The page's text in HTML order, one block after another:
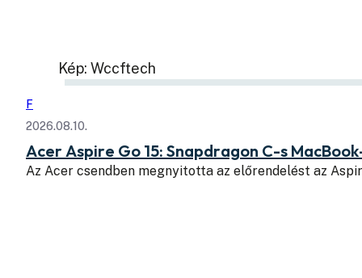
Kép: Wccftech
F
2026.08.10.
Acer Aspire Go 15: Snapdragon C-s
Az Acer csendben megnyitotta az előrendelést az